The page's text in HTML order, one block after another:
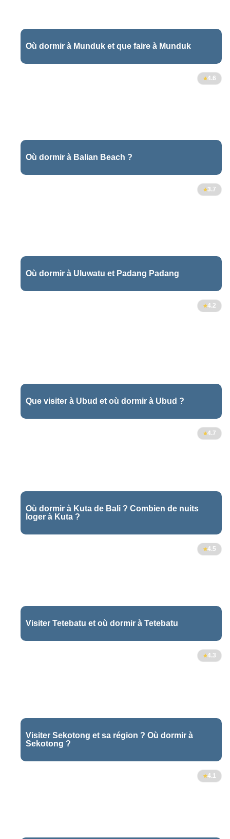
Où dormir à Munduk et que faire à Munduk
4.6
Où dormir à Balian Beach ?
3.7
Où dormir à Uluwatu et Padang Padang
4.2
Que visiter à Ubud et où dormir à Ubud ?
4.7
Où dormir à Kuta de Bali ? Combien de nuits
loger à Kuta ?
4.5
Visiter Tetebatu et où dormir à Tetebatu
4.3
Visiter Sekotong et sa région ? Où dormir à
Sekotong ?
4.1